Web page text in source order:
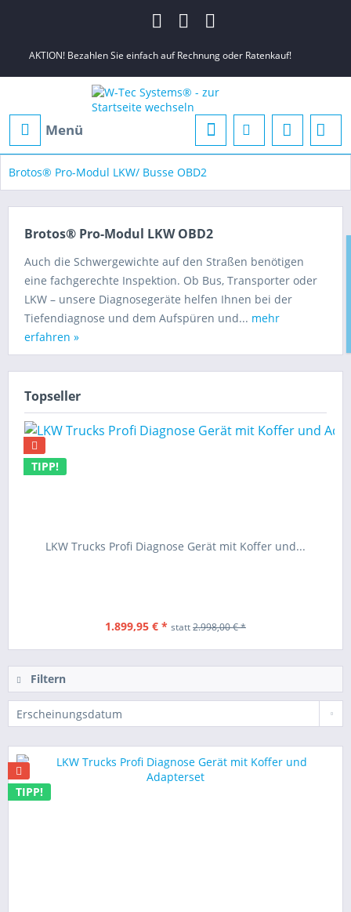
AKTION! Bezahlen Sie einfach auf Rechnung oder Ratenkauf!
Menü
Brotos® Pro-Modul LKW/ Busse OBD2
Brotos® Pro-Modul LKW OBD2
Auch die Schwergewichte auf den Straßen benötigen
eine fachgerechte Inspektion. Ob Bus, Transporter oder
LKW – unsere Diagnosegeräte helfen Ihnen bei der
Tiefendiagnose und dem Aufspüren und... mehr
erfahren »
Topseller
TIPP!
LKW Trucks Profi Diagnose Gerät mit Koffer und...
1.899,95 € * statt2.998,00 € *
Filtern
TIPP!